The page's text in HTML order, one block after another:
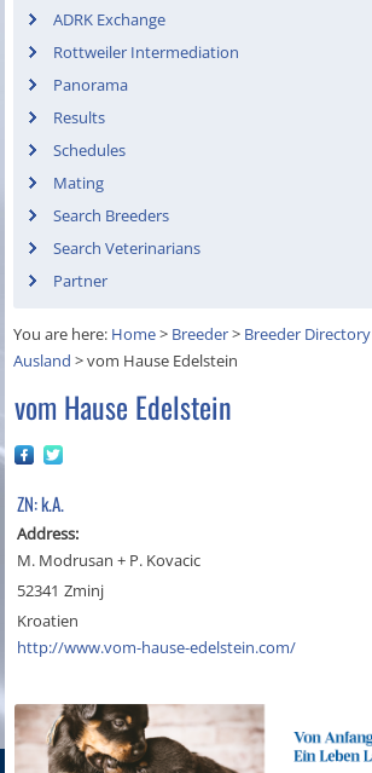
ADRK Exchange
Rottweiler Intermediation
Panorama
Results
Schedules
Mating
Search Breeders
Search Veterinarians
Partner
You are here: Home> Breeder> Breeder Directory
Ausland >vom Hause Edelstein
vom Hause Edelstein
ZN: k.A.
Address:
M. Modrusan + P. Kovacic
52341 Zminj
Kroatien
http://www.vom-hause-edelstein.com/